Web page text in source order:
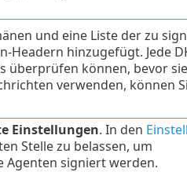
und eine Liste der zu
Headern hinzugefügt. Jede
können, bevor
verwenden, können
Einstellungen. In den
Stelle zu belassen, um
Agenten signiert werden.